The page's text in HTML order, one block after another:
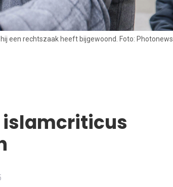
een rechtszaak heeft bijgewoond. Foto: Photonews
islamcriticus